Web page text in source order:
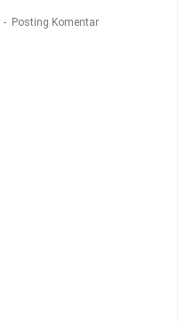
Posting Komentar